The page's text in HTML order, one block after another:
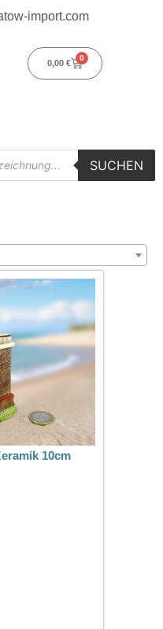
import.com
0,00 €
0
SUCHEN
10cm